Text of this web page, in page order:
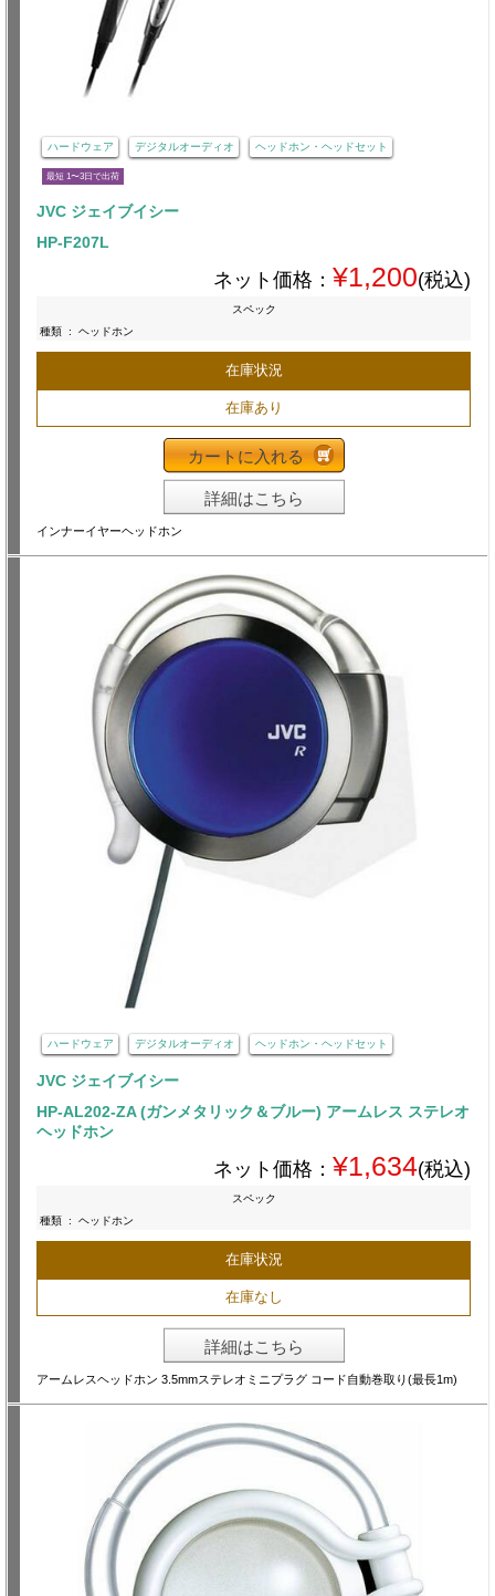
ハードウェア デジタルオーディオ ヘッドホン・ヘッドセット
最短 1〜3日で出荷
JVC ジェイブイシー
HP-F207L
ネット価格： ¥1,200(税込)
スペック
種類 : ヘッドホン
在庫状況
在庫あり
カートに入れる
詳細はこちら
インナーイヤーヘッドホン
ハードウェア デジタルオーディオ ヘッドホン・ヘッドセット
JVC ジェイブイシー
HP-AL202-ZA (ガンメタリック＆ブルー) アームレス ステレオ
ヘッドホン
ネット価格： ¥1,634(税込)
スペック
種類 : ヘッドホン
在庫状況
在庫なし
詳細はこちら
アームレスヘッドホン 3.5mmステレオミニプラグ コード自動巻取り(最長1m)